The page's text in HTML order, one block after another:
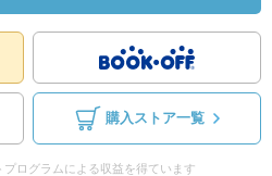
購入ストア一覧
ログラムによる収益を得ています